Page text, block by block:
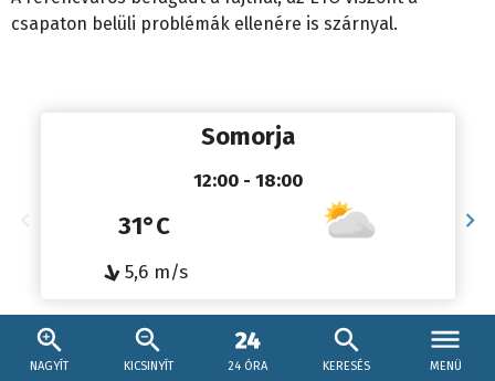
NAGYÍT KICSINYÍT 24 ÓRA KERESÉS MENÜ
12:00 - 18:00
↓5,6 m/s
Időjárás előrejelzésünk a MET Norway segítségével jelenik meg.